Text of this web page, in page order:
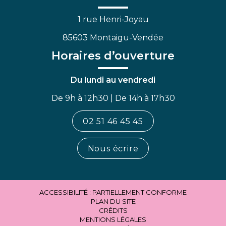
1 rue Henri-Joyau
85603 Montaigu-Vendée
Horaires d’ouverture
Du lundi au vendredi
De 9h à 12h30 | De 14h à 17h30
02 51 46 45 45
Nous écrire
ACCESSIBILITÉ : PARTIELLEMENT CONFORME
PLAN DU SITE
CRÉDITS
MENTIONS LÉGALES